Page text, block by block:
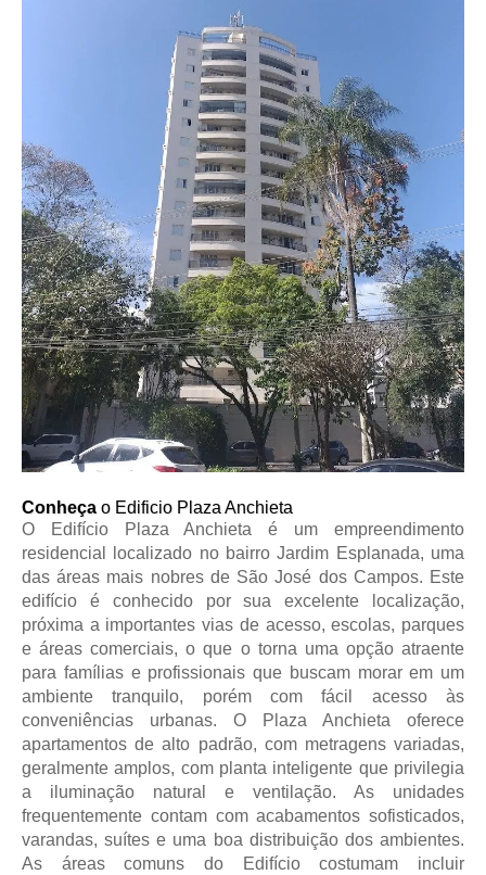
Conheça o Edificio Plaza Anchieta
O Edifício Plaza Anchieta é um empreendimento
residencial localizado no bairro Jardim Esplanada, uma
das áreas mais nobres de São José dos Campos. Este
edifício é conhecido por sua excelente localização,
próxima a importantes vias de acesso, escolas, parques
e áreas comerciais, o que o torna uma opção atraente
para famílias e profissionais que buscam morar em um
ambiente tranquilo, porém com fácil acesso às
conveniências urbanas. O Plaza Anchieta oferece
apartamentos de alto padrão, com metragens variadas,
geralmente amplos, com planta inteligente que privilegia
a iluminação natural e ventilação. As unidades
frequentemente contam com acabamentos sofisticados,
varandas, suítes e uma boa distribuição dos ambientes.
As áreas comuns do Edifício costumam incluir